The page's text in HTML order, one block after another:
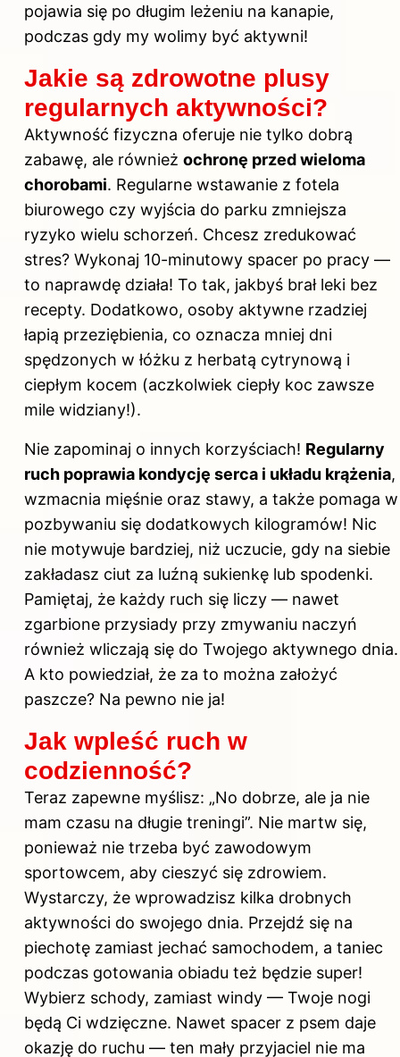
pojawia się po długim leżeniu na kanapie,
podczas gdy my wolimy być aktywni!
Jakie są zdrowotne plusy
regularnych aktywności?
Aktywność fizyczna oferuje nie tylko dobrą
zabawę, ale również ochronę przed wieloma
chorobami. Regularne wstawanie z fotela
biurowego czy wyjścia do parku zmniejsza
ryzyko wielu schorzeń. Chcesz zredukować
stres? Wykonaj 10-minutowy spacer po pracy —
to naprawdę działa! To tak, jakbyś brał leki bez
recepty. Dodatkowo, osoby aktywne rzadziej
łapią przeziębienia, co oznacza mniej dni
spędzonych w łóżku z herbatą cytrynową i
ciepłym kocem (aczkolwiek ciepły koc zawsze
mile widziany!).
Nie zapominaj o innych korzyściach! Regularny
ruch poprawia kondycję serca i układu krążenia,
wzmacnia mięśnie oraz stawy, a także pomaga w
pozbywaniu się dodatkowych kilogramów! Nic
nie motywuje bardziej, niż uczucie, gdy na siebie
zakładasz ciut za luźną sukienkę lub spodenki.
Pamiętaj, że każdy ruch się liczy — nawet
zgarbione przysiady przy zmywaniu naczyń
również wliczają się do Twojego aktywnego dnia.
A kto powiedział, że za to można założyć
paszcze? Na pewno nie ja!
Jak wpleść ruch w
codzienność?
Teraz zapewne myślisz: „No dobrze, ale ja nie
mam czasu na długie treningi”. Nie martw się,
ponieważ nie trzeba być zawodowym
sportowcem, aby cieszyć się zdrowiem.
Wystarczy, że wprowadzisz kilka drobnych
aktywności do swojego dnia. Przejdź się na
piechotę zamiast jechać samochodem, a taniec
podczas gotowania obiadu też będzie super!
Wybierz schody, zamiast windy — Twoje nogi
będą Ci wdzięczne. Nawet spacer z psem daje
okazję do ruchu — ten mały przyjaciel nie ma